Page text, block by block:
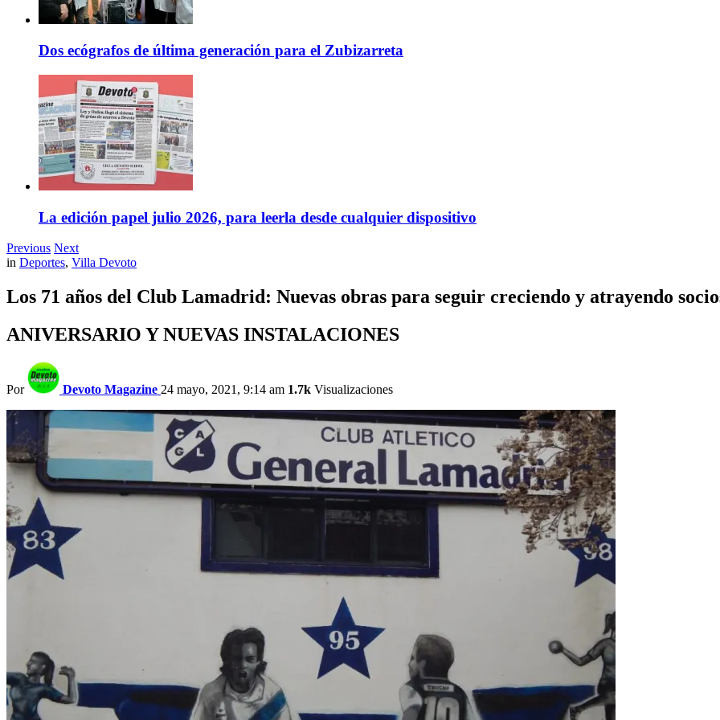
Dos ecógrafos de última generación para el Zubizarreta
La edición papel julio 2026, para leerla desde cualquier dispositivo
Previous Next
in Deportes, Villa Devoto
Los 71 años del Club Lamadrid: Nuevas obras para seguir creciendo y atrayendo
ANIVERSARIO Y NUEVAS INSTALACIONES
Por Devoto Magazine 24 mayo, 2021, 9:14 am 1.7k Visualizaciones